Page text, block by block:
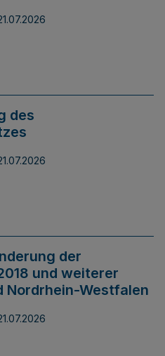
des
der
und weiterer
Nordrhein-Westfalen